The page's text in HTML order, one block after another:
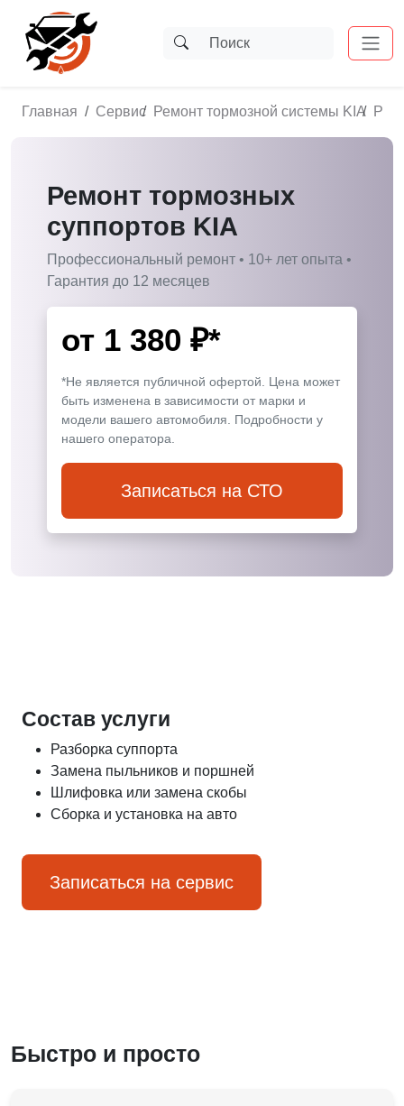
Главная Сервис Ремонт тормозной системы KIA
Ремонт тормозных
суппортов KIA
Профессиональный ремонт • 10+ лет опыта •
Гарантия до 12 месяцев
от 1 380 ₽*
*Не является публичной офертой. Цена может
быть изменена в зависимости от марки и
модели вашего автомобиля. Подробности у
нашего оператора.
Записаться на СТО
Состав услуги
Разборка суппорта
Замена пыльников и поршней
Шлифовка или замена скобы
Сборка и установка на авто
Записаться на сервис
Быстро и просто